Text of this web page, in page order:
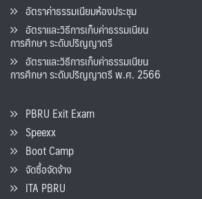
อัตราค่าธรรมเนียมห้องประชุม
อัตราและวิธีการเก็บค่าธรรมเนียน
การศึกษา ระดับปริญญาตรี
อัตราและวิธีการเก็บค่าธรรมเนียน
การศึกษา ระดับปริญญาตรี พ.ศ. 2566
PBRU Exit Exam
Speexx
Boot Camp
จัดซื้อจัดจ้าง
ITA PBRU